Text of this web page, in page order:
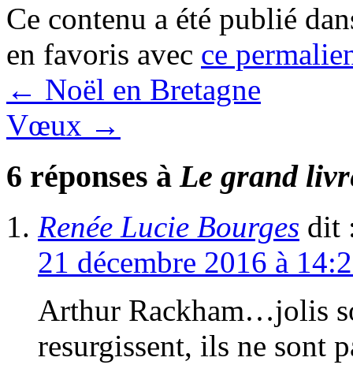
Ce contenu a été publié
en favoris avec ce
← Noël en Bretagne
Vœux →
6 réponses à Le grand
Renée Lucie Bourges dit
21 décembre 2016 à
Arthur Rackham…jolis
resurgissent, ils ne sont